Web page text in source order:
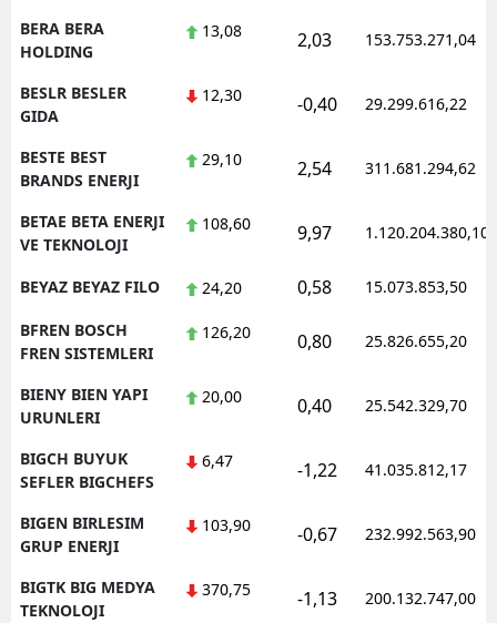
BERA BERA
HOLDING
13,08 2,03 153.753.271,04
BESLR BESLER
GIDA
12,30 -0,40 29.299.616,22
BESTE BEST
BRANDS ENERJI
29,10 2,54 311.681.294,62
BETAE BETA ENERJI
VE TEKNOLOJI
108,60 9,97 1.120.204.380,10
BEYAZ BEYAZ FILO 24,20 0,58 15.073.853,50
BFREN BOSCH
FREN SISTEMLERI
126,20 0,80 25.826.655,20
BIENY BIEN YAPI
URUNLERI
20,00 0,40 25.542.329,70
BIGCH BUYUK
SEFLER BIGCHEFS
6,47 -1,22 41.035.812,17
BIGEN BIRLESIM
GRUP ENERJI
103,90 -0,67 232.992.563,90
BIGTK BIG MEDYA
TEKNOLOJI
370,75 -1,13 200.132.747,00